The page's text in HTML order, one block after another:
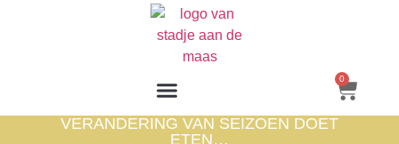
0
VERANDERING VAN SEIZOEN DOET
ETEN…